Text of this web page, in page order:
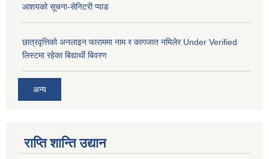
आशयको सूचना-सेनिटरी प्याड
छात्रवृत्तिको अनलाइन फाराममा नाम र कागजात नमिलेर Under Verified
लिस्टमा रहेका बिद्यार्थी बिवरण
अन्य
राप्ति शान्ति उद्यान